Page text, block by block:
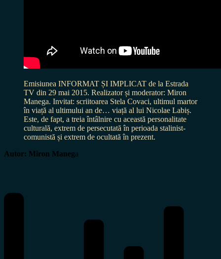
Emisiunea INFORMAT ȘI IMPLICAT de la Estrada
TV din 29 mai 2015. Realizator și moderator: Miron
Manega. Invitat: scriitoarea Stela Covaci, ultimul martor
în viață al ultimului an de… viață al lui Nicolae Labiș.
Este, de fapt, a treia întâlnire cu această personalitate
culturală, extrem de persecutată în perioada stalinist-
comunistă și extrem de ocultată în prezent.
Autor: Miron Manega